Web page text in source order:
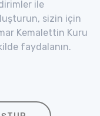
ile
sizin için
Kemalettin Kuru
faydalanın.